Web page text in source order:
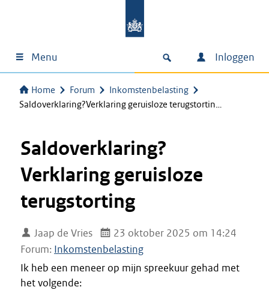
Menu Inloggen
Home Forum
Inkomstenbelasting
Saldoverklaring?Verklaring geruisloze terugstortin…
Saldoverklaring?
Verklaring geruisloze
terugstorting
Jaap de Vries
23 oktober 2025 om 14:24
Forum: Inkomstenbelasting
Ik heb een meneer op mijn spreekuur gehad met
het volgende: